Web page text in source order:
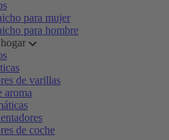
para mujer
para hombre
de varillas
aroma
de coche